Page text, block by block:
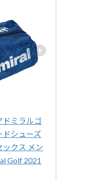
ドミラルゴ
ドシューズ
ックス メン
Golf 2021